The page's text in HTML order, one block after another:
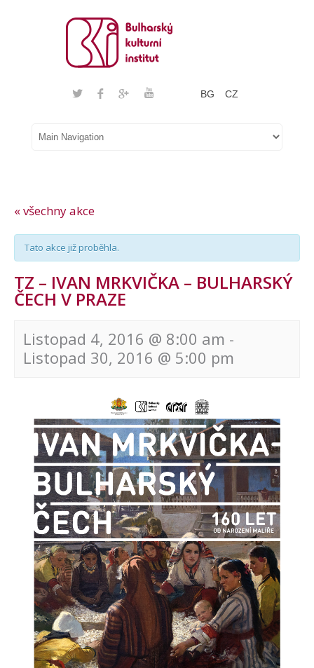
BG CZ
« všechny akce
Tato akce již proběhla.
TZ – IVAN MRKVIČKA – BULHARSKÝ
ČECH V PRAZE
Listopad 4, 2016 @ 8:00 am -
Listopad 30, 2016 @ 5:00 pm
pro
akce